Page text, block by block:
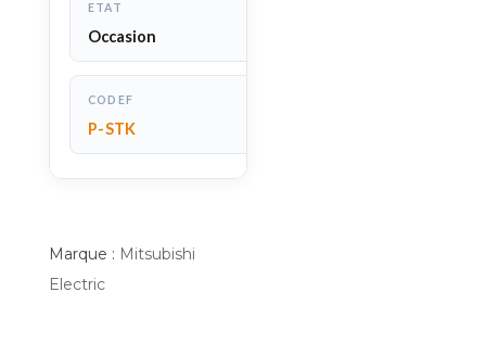
ETAT
Occasion
CODEF
P-STK
Marque : Mitsubishi
Electric